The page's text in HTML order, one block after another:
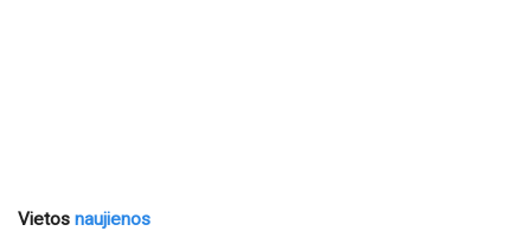
Vietos naujienos